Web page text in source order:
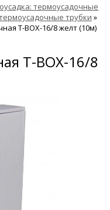
термоусадочные
трубки »
Т-BOX-16/8 желт (10м)
Т-BOX-16/8